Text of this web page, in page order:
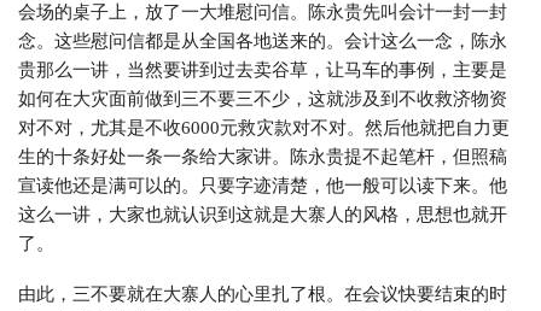
会场的桌子上，放了一大堆慰问信。陈永贵先叫会计一封一封
念。这些慰问信都是从全国各地送来的。会计这么一念，陈永
贵那么一讲，当然要讲到过去卖谷草，让马车的事例，主要是
如何在大灾面前做到三不要三不少，这就涉及到不收救济物资
对不对，尤其是不收6000元救灾款对不对。然后他就把自力更
生的十条好处一条一条给大家讲。陈永贵提不起笔杆，但照稿
宣读他还是满可以的。只要字迹清楚，他一般可以读下来。他
这么一讲，大家也就认识到这就是大寨人的风格，思想也就开
了。
由此，三不要就在大寨人的心里扎了根。在会议快要结束的时